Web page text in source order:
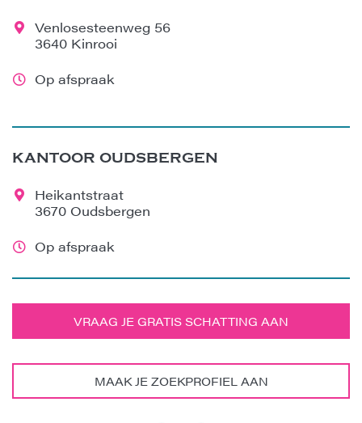
Venlosesteenweg 56
3640 Kinrooi
Op afspraak
KANTOOR OUDSBERGEN
Heikantstraat
3670 Oudsbergen
Op afspraak
VRAAG JE GRATIS SCHATTING AAN
MAAK JE ZOEKPROFIEL AAN